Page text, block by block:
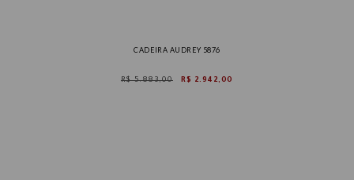
CADEIRA AUDREY 5876
R$ 5.883,00 R$ 2.942,00